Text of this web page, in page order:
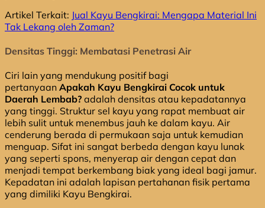
Artikel Terkait: Jual Kayu Bengkirai: Mengapa Material Ini
Tak Lekang oleh Zaman?
Densitas Tinggi: Membatasi Penetrasi Air
Ciri lain yang mendukung positif bagi
pertanyaan Apakah Kayu Bengkirai Cocok untuk
Daerah Lembab? adalah densitas atau kepadatannya
yang tinggi. Struktur sel kayu yang rapat membuat air
lebih sulit untuk menembus jauh ke dalam kayu. Air
cenderung berada di permukaan saja untuk kemudian
menguap. Sifat ini sangat berbeda dengan kayu lunak
yang seperti spons, menyerap air dengan cepat dan
menjadi tempat berkembang biak yang ideal bagi jamur.
Kepadatan ini adalah lapisan pertahanan fisik pertama
yang dimiliki Kayu Bengkirai.